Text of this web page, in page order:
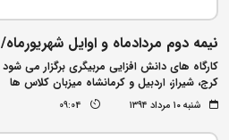
نیمه دوم مردادماه و اوایل شهریورماه/
کارگاه های دانش افزایی مربیگری برگزار می شود
کرج، شیراز، اردبیل و کرمانشاه میزبان کلاس ها
شنبه ۱۰ مرداد ۱۳۹۴ 09:04